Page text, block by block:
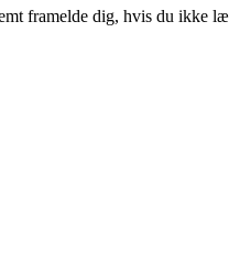
framelde dig, hvis du ikke